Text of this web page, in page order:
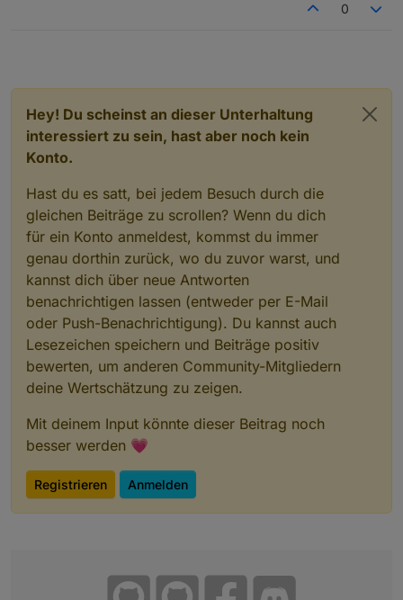
Das erste was ich mir wünsche würde, wäre
eine Liste aller aktueller angesprochener
auch immer, Liste, Tabelle oder irgendwas,
Widget darstellen kann welche und wieviele
Aktoren gerade angesprochen haben. Somit
erspart man sich, dass alle Aktoren einzeln
abgefagt werden müssen.
Wenn ich mal ne Idee habe, die zu aufwendig
ist, verzeih es mir einfach und vergiss es.
0
Hey! Du scheinst an dieser Unterhaltung
interessiert zu sein, hast aber noch kein
Konto.
Hast du es satt, bei jedem Besuch durch die
gleichen Beiträge zu scrollen? Wenn du dich
für ein Konto anmeldest, kommst du immer
genau dorthin zurück, wo du zuvor warst, und
kannst dich über neue Antworten
benachrichtigen lassen (entweder per E-Mail
oder Push-Benachrichtigung). Du kannst auch
Lesezeichen speichern und Beiträge positiv
bewerten, um anderen Community-Mitgliedern
deine Wertschätzung zu zeigen.
Mit deinem Input könnte dieser Beitrag noch
besser werden 💗
Registrieren Anmelden